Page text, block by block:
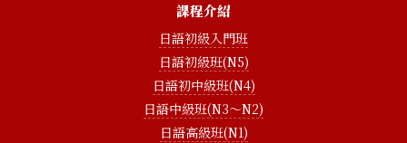
課程介紹
日語初級入門班
日語初級班(N5)
日語初中級班(N4)
日語中級班(N3〜N2)
日語高級班(N1)